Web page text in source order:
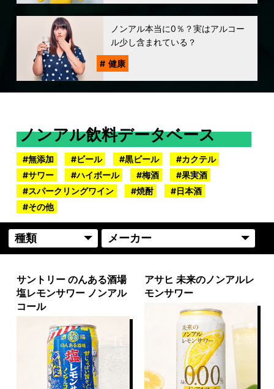
ノンアル本当に0％？実はアルコー
ル少し含まれている？
健康
ノンアル飲料データベース
無添加 ビール 黒ビール
カクテル
サワー
ハイボール 梅酒
果実酒
スパークリングワイン
焼酎
日本酒
その他
サントリー のんある酒場
塩レモンサワー ノンアル
コール
アサヒ 未来のノンアルレ
モンサワー